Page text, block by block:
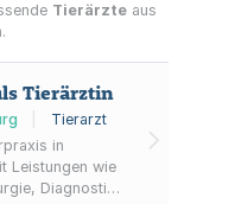
Tierärzte aus
Tierärztin
Tierarzt
in
Leistungen wie
Diagnostik